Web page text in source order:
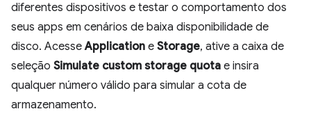
diferentes dispositivos e testar o comportamento dos
seus apps em cenários de baixa disponibilidade de
disco. AcesseApplication e Storage, ative a caixa de
seleção Simulate custom storage quota e insira
qualquer número válido para simular a cota de
armazenamento.